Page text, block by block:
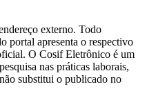
externo. Todo
portal apresenta o respectivo
O Cosif Eletrônico é um
nas práticas laborais,
substitui o publicado no